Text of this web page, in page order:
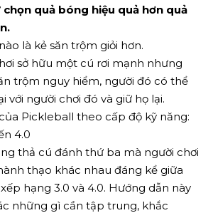
chọn quả bóng hiệu quả hơn quả
là kẻ săn trộm giỏi hơn.
sở hữu một cú rơi mạnh nhưng
trộm nguy hiểm, người đó có thể
với người chơi đó và giữ họ lại.
Pickleball theo cấp độ kỹ năng:
4.0
thả cú đánh thứ ba mà người chơi
thạo khác nhau đáng kể giữa
hạng 3.0 và 4.0. Hướng dẫn này
những gì cần tập trung, khắc